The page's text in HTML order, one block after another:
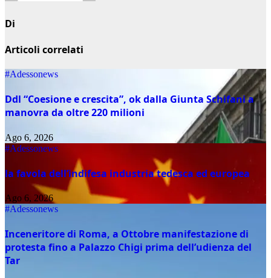
Di
Articoli correlati
#Adessonews
Ddl “Coesione e crescita”, ok dalla Giunta Schifani a
manovra da oltre 220 milioni
Ago 6, 2026
#Adessonews
la favola dell’indifesa industria tedesca ed europea
Ago 6, 2026
#Adessonews
Inceneritore di Roma, a Ottobre manifestazione di
protesta fino a Palazzo Chigi prima dell’udienza del
Tar